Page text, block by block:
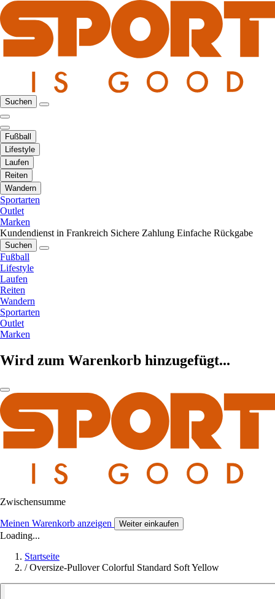
Suchen
Fußball
Lifestyle
Laufen
Reiten
Wandern
Sportarten
Outlet
Marken
Kundendienst in Frankreich Sichere Zahlung Einfache Rückgabe
Suchen
Fußball
Lifestyle
Laufen
Reiten
Wandern
Sportarten
Outlet
Marken
Wird zum Warenkorb hinzugefügt...
Zwischensumme
Meinen Warenkorb anzeigen Weiter einkaufen
Loading...
Startseite
/ Oversize-Pullover Colorful Standard Soft Yellow